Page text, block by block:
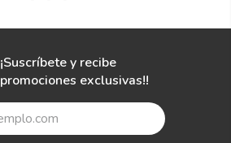
¡Suscríbete y recibe
promociones exclusivas!!